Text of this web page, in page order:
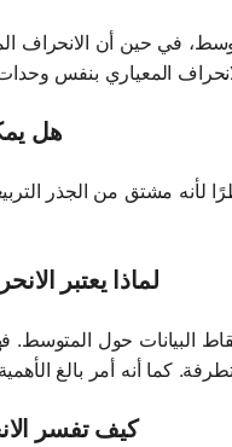
في حين أن الانحراف
هل
لأنه مشتق من الجذر
لماذا يعتبر
نقاط البيانات حول
كيف تفسر